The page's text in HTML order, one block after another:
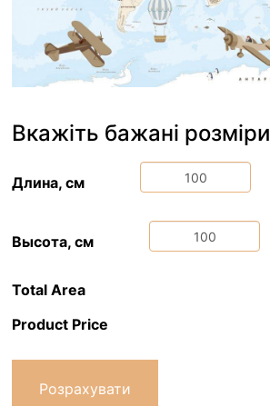
Вкажіть бажані розміри
Длина, см
Высота, см
Total Area
Product Price
Розрахувати